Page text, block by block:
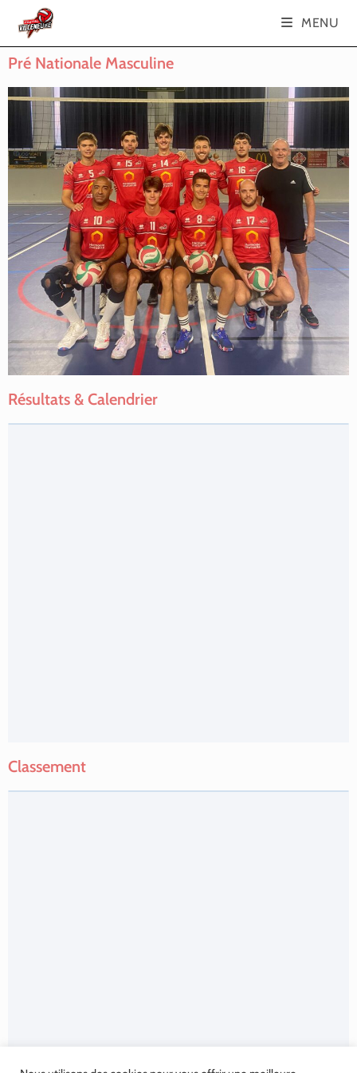
MENU
Pré Nationale Masculine
Résultats & Calendrier
Classement